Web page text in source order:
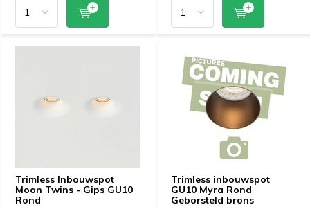
Trimless Inbouwspot
Moon Twins - Gips GU10
Rond
Trimless inbouwspot
GU10 Myra Rond
Geborsteld brons